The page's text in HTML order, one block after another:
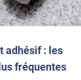
entre le
adhésif : les
fréquentes